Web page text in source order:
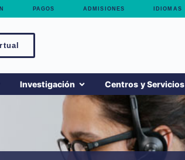
PAGOS ADMISIONES IDIOMAS
Investigación Centros y Servicios